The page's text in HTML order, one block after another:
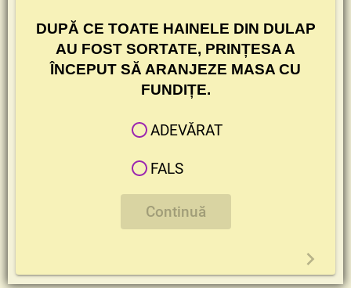
DUPĂ CE TOATE HAINELE DIN DULAP
AU FOST SORTATE, PRINȚESA A
ÎNCEPUT SĂ ARANJEZE MASA CU
FUNDIȚE.
ADEVĂRAT
FALS
Continuă